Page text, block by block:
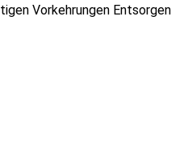
Vorkehrungen Entsorgen